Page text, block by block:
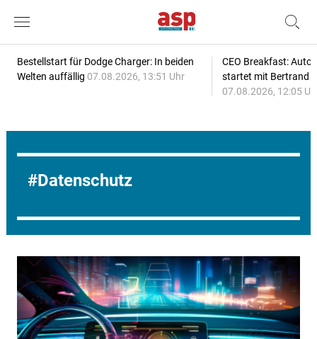
Bestellstart für Dodge Charger: In beiden
Welten auffällig 07.08.2026, 13:51 Uhr
CEO Breakfast:
startet mit Bertrand
07.08.2026, 12:05
Datenschutz